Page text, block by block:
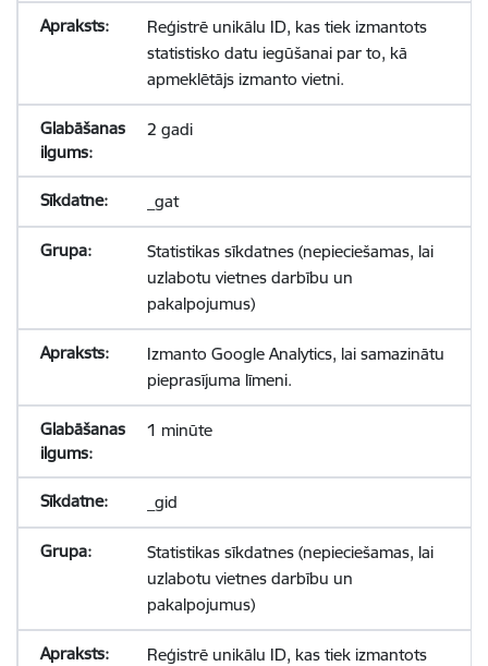
Reģistrē unikālu ID, kas tiek izmantots
statistisko datu iegūšanai par to, kā
apmeklētājs izmanto vietni.
2 gadi
_gat
Statistikas sīkdatnes (nepieciešamas, lai
uzlabotu vietnes darbību un
pakalpojumus)
Izmanto Google Analytics, lai samazinātu
pieprasījuma līmeni.
1 minūte
_gid
Statistikas sīkdatnes (nepieciešamas, lai
uzlabotu vietnes darbību un
pakalpojumus)
Reģistrē unikālu ID, kas tiek izmantots